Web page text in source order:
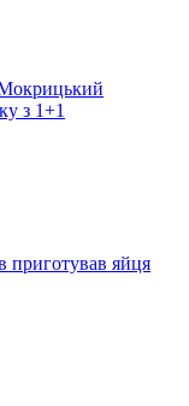
Мокрицький
з 1+1
приготував яйця